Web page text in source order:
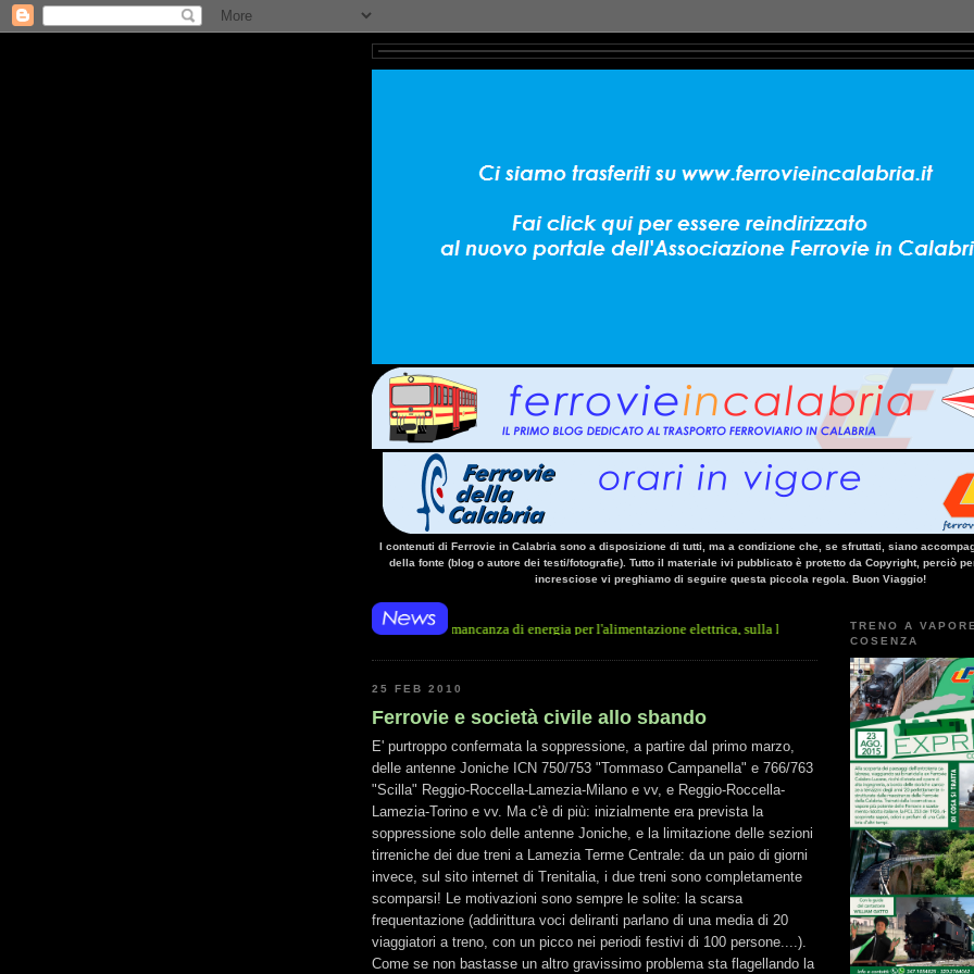
I contenuti di Ferrovie in Calabria sono a disposizione di tutti, ma a condizione che, se sfruttati, siano
della fonte (blog o autore dei testi/fotografie). Tutto il materiale ivi pubblicato è protetto da Copyright, perciò
incresciose vi preghiamo di seguire questa piccola regola. Buon Viaggio!
• 14/10/14 • La mancanza di energia per l'alimentazione elettrica, sulla linea Paola - Cosenza, causa l'arresto
25 FEB 2010
Ferrovie e società civile allo sbando
E' purtroppo confermata la soppressione, a partire dal primo marzo,
delle antenne Joniche ICN 750/753 "Tommaso Campanella" e 766/763
"Scilla" Reggio-Roccella-Lamezia-Milano e vv, e Reggio-Roccella-
Lamezia-Torino e vv. Ma c'è di più: inizialmente era prevista la
soppressione solo delle antenne Joniche, e la limitazione delle sezioni
tirreniche dei due treni a Lamezia Terme Centrale: da un paio di giorni
invece, sul sito internet di Trenitalia, i due treni sono completamente
scomparsi! Le motivazioni sono sempre le solite: la scarsa
frequentazione (addirittura voci deliranti parlano di una media di 20
viaggiatori a treno, con un picco nei periodi festivi di 100 persone....).
Come se non bastasse un altro gravissimo problema sta flagellando la
TRENO A
COSENZA